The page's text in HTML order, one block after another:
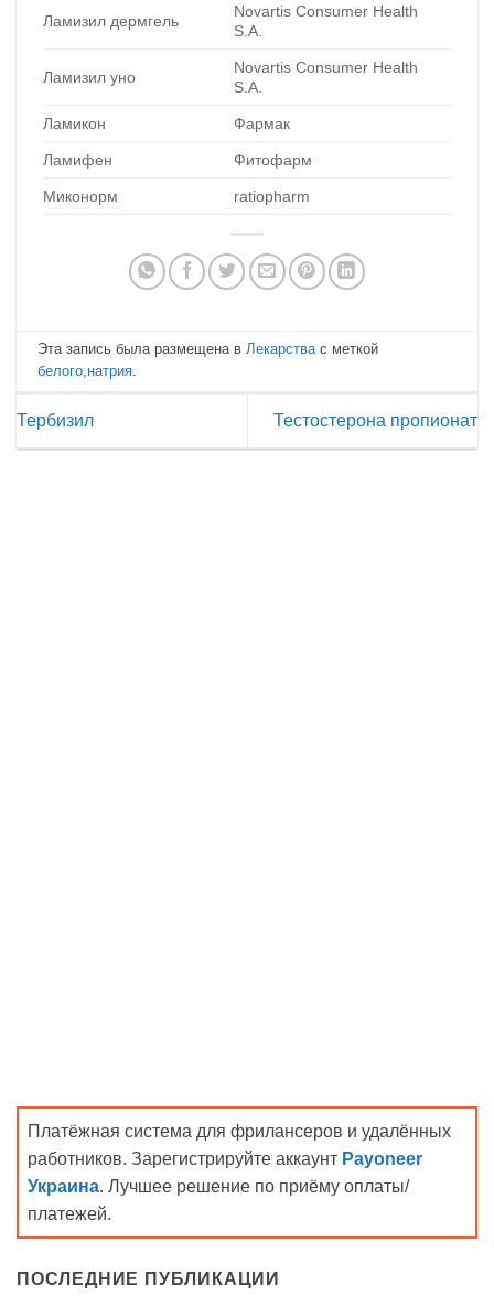
Ламизил дермгель
Novartis Consumer Health
S.A.
Ламизил уно
Novartis Consumer Health
S.A.
Ламикон Фармак
Ламифен Фитофарм
Миконорм ratiopharm
Эта запись была размещена вЛекарствас меткой
белого,натрия.
Тербизил Тестостерона пропионат
Платёжная система для фрилансеров и удалённых
работников. Зарегистрируйте аккаунт Payoneer
Украина. Лучшее решение по приёму оплаты/
платежей.
ПОСЛЕДНИЕ ПУБЛИКАЦИИ